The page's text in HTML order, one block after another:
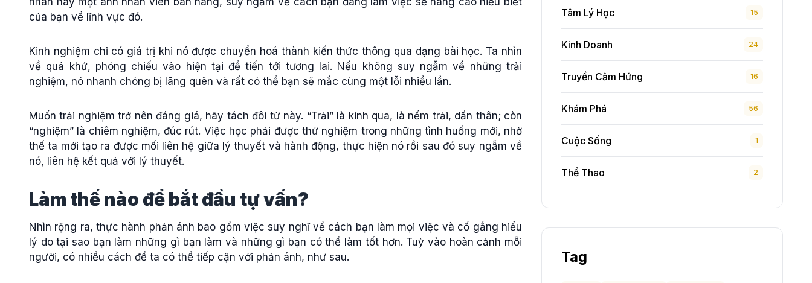
của bạn về lĩnh vực đó.
Kinh nghiệm chỉ có giá trị khi nó được chuyển hoá thành kiến thức thông qua dạng bài học. Ta nhìn
về quá khứ, phóng chiếu vào hiện tại để tiến tới tương lai. Nếu không suy ngẫm về những trải
nghiệm, nó nhanh chóng bị lãng quên và rất có thể bạn sẽ mắc cùng một lỗi nhiều lần.
Muốn trải nghiệm trở nên đáng giá, hãy tách đôi từ này. “Trải” là kinh qua, là nếm trải, dấn thân; còn
“nghiệm” là chiêm nghiệm, đúc rút. Việc học phải được thử nghiệm trong những tình huống mới, nhờ
thế ta mới tạo ra được mối liên hệ giữa lý thuyết và hành động, thực hiện nó rồi sau đó suy ngẫm về
nó, liên hệ kết quả với lý thuyết.
Làm thế nào để bắt đầu tự vấn?
Nhìn rộng ra, thực hành phản ánh bao gồm việc suy nghĩ về cách bạn làm mọi việc và cố gắng hiểu
lý do tại sao bạn làm những gì bạn làm và những gì bạn có thể làm tốt hơn. Tuỳ vào hoàn cảnh mỗi
người, có nhiều cách để ta có thể tiếp cận với phản ánh, như sau.
Tâm Lý Học 15
Kinh Doanh 24
Truyền Cảm Hứng 16
Khám Phá 56
Cuộc Sống 1
Thể Thao 2
Tag